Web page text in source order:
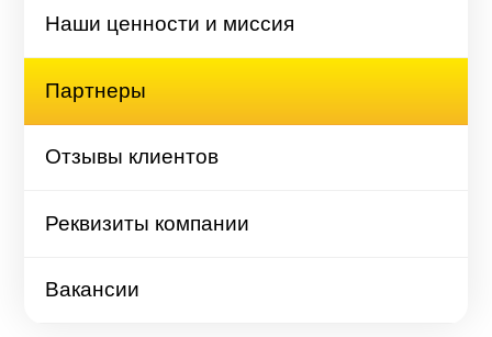
Наши ценности и миссия
Партнеры
Отзывы клиентов
Реквизиты компании
Вакансии